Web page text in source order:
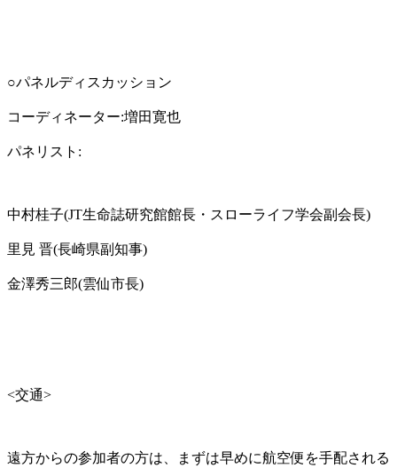
○パネルディスカッション
コーディネーター:増田寛也
パネリスト:
中村桂子(JT生命誌研究館館長・スローライフ学会副会長)
里見 晋(長崎県副知事)
金澤秀三郎(雲仙市長)
<交通>
遠方からの参加者の方は、まずは早めに航空便を手配される